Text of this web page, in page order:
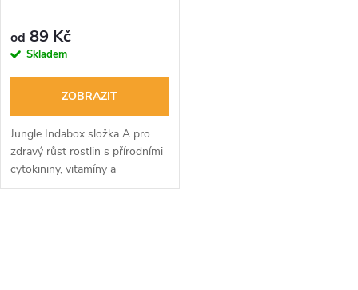
od 89 Kč
Skladem
ZOBRAZIT
Jungle Indabox složka A pro
zdravý růst rostlin s přírodními
cytokininy, vitamíny a
aminokyselinami, kombinovaná